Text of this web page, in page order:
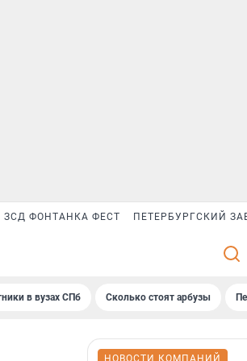
ЗСД ФОНТАНКА ФЕСТ ПЕТЕРБУРГСКИЙ
в вузах СПб Сколько стоят арбузы
НОВОСТИ КОМПАНИЙ